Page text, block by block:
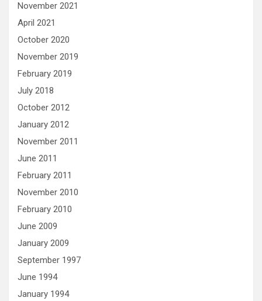
November 2021
April 2021
October 2020
November 2019
February 2019
July 2018
October 2012
January 2012
November 2011
June 2011
February 2011
November 2010
February 2010
June 2009
January 2009
September 1997
June 1994
January 1994